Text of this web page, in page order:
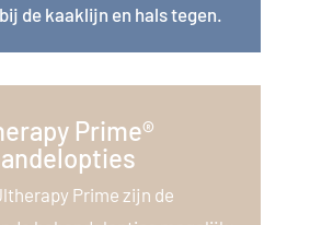
de kaaklijn en hals tegen.
Prime®
Prime zijn de